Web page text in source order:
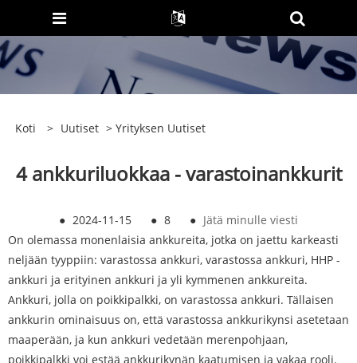
Koti > Uutiset > Yrityksen Uutiset
4 ankkuriluokkaa - varastoinankkurit
● 2024-11-15 ● 8 ● Jätä minulle viesti
On olemassa monenlaisia ​​ankkureita, jotka on jaettu karkeasti
neljään tyyppiin: varastossa ankkuri, varastossa ankkuri, HHP -
ankkuri ja erityinen ankkuri ja yli kymmenen ankkureita.
Ankkuri, jolla on poikkipalkki, on varastossa ankkuri. Tällaisen
ankkurin ominaisuus on, että varastossa ankkurikynsi asetetaan
maaperään, ja kun ankkuri vedetään merenpohjaan,
poikkipalkki voi estää ankkurikynän kaatumisen ja vakaa rooli.